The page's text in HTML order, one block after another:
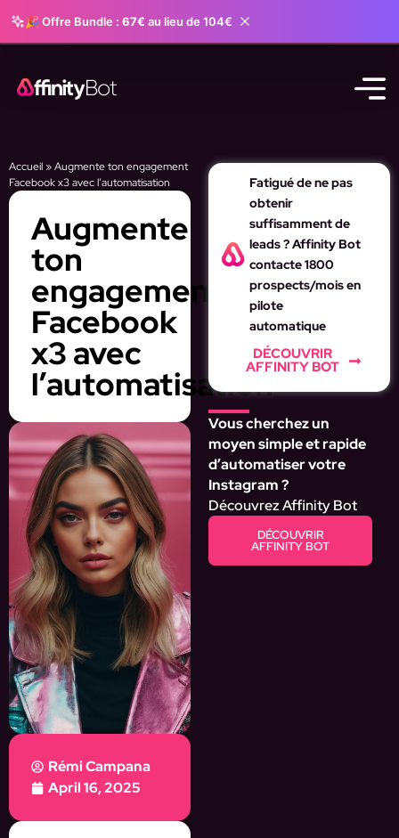
🎉 Offre Bundle : 67€ au lieu de 104€
Accueil»Augmente ton engagement
Facebook x3 avec l’automatisation
Augmente
ton
engagement
Facebook
x3 avec
l’automatisation
Rémi Campana
April 16, 2025
Fatigué de ne pas
obtenir
suffisamment de
leads ? Affinity Bot
contacte 1800
prospects/mois en
pilote
automatique
DÉCOUVRIR
AFFINITY BOT
Vous cherchez un
moyen simple et rapide
d’automatiser votre
Instagram ?
Découvrez Affinity Bot
DÉCOUVRIR
AFFINITY BOT